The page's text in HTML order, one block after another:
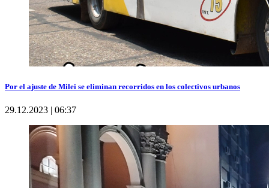
Por el ajuste de Milei se eliminan recorridos en los colectivos urbanos
29.12.2023 | 06:37